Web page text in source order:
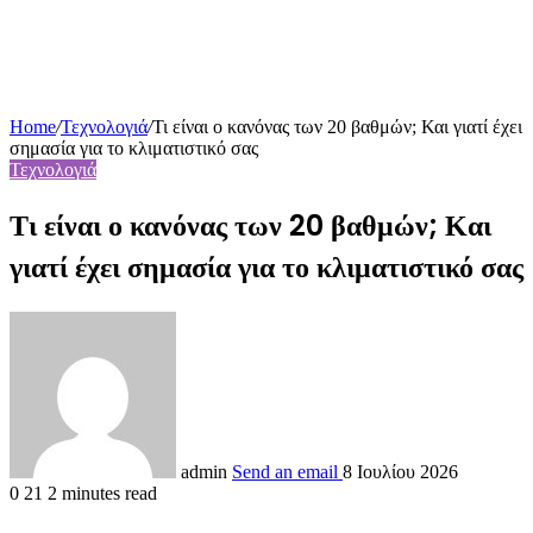
Home/Τεχνολογιά/Τι είναι ο κανόνας των 20 βαθμών; Και γιατί έχει
σημασία για το κλιματιστικό σας
Τεχνολογιά
Τι είναι ο κανόνας των 20 βαθμών; Και
γιατί έχει σημασία για το κλιματιστικό σας
admin Send an email 8 Ιουλίου 2026
0 21 2 minutes read